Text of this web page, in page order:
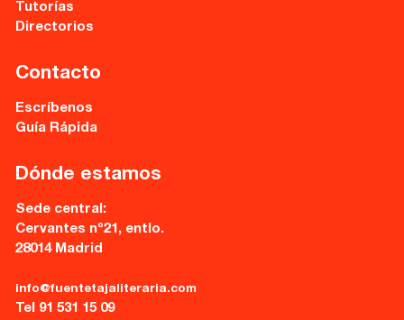
Tutorías
Directorios
Contacto
Escríbenos
Guía Rápida
Dónde estamos
Sede central:
Cervantes nº21, entlo.
28014 Madrid
info@fuentetajaliteraria.com
Tel 91 531 15 09